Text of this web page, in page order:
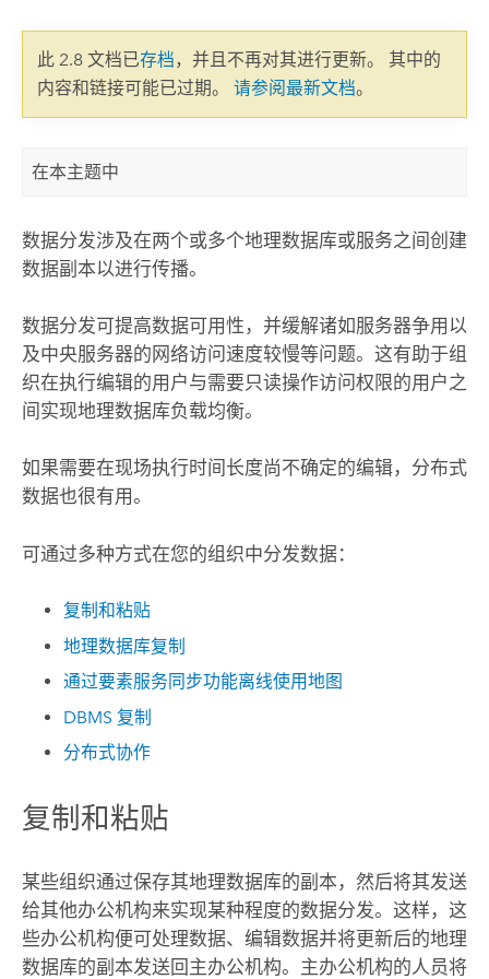
此 2.8 文档已存档，并且不再对其进行更新。 其中的
内容和链接可能已过期。 请参阅最新文档。
在本主题中
数据分发涉及在两个或多个地理数据库或服务之间创建
数据副本以进行传播。
数据分发可提高数据可用性，并缓解诸如服务器争用以
及中央服务器的网络访问速度较慢等问题。这有助于组
织在执行编辑的用户与需要只读操作访问权限的用户之
间实现地理数据库负载均衡。
如果需要在现场执行时间长度尚不确定的编辑，分布式
数据也很有用。
可通过多种方式在您的组织中分发数据：
复制和粘贴
地理数据库复制
通过要素服务同步功能离线使用地图
DBMS 复制
分布式协作
复制和粘贴
某些组织通过保存其地理数据库的副本，然后将其发送
给其他办公机构来实现某种程度的数据分发。这样，这
些办公机构便可处理数据、编辑数据并将更新后的地理
数据库的副本发送回主办公机构。主办公机构的人员将